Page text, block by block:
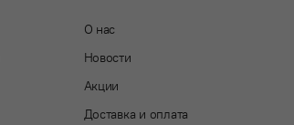
О нас
Новости
Акции
Доставка и оплата